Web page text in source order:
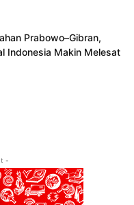
Prabowo–Gibran,
Indonesia Makin Melesat
-